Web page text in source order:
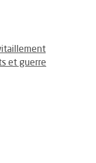
et guerre